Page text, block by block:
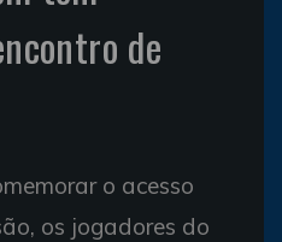
de
o acesso
os jogadores do